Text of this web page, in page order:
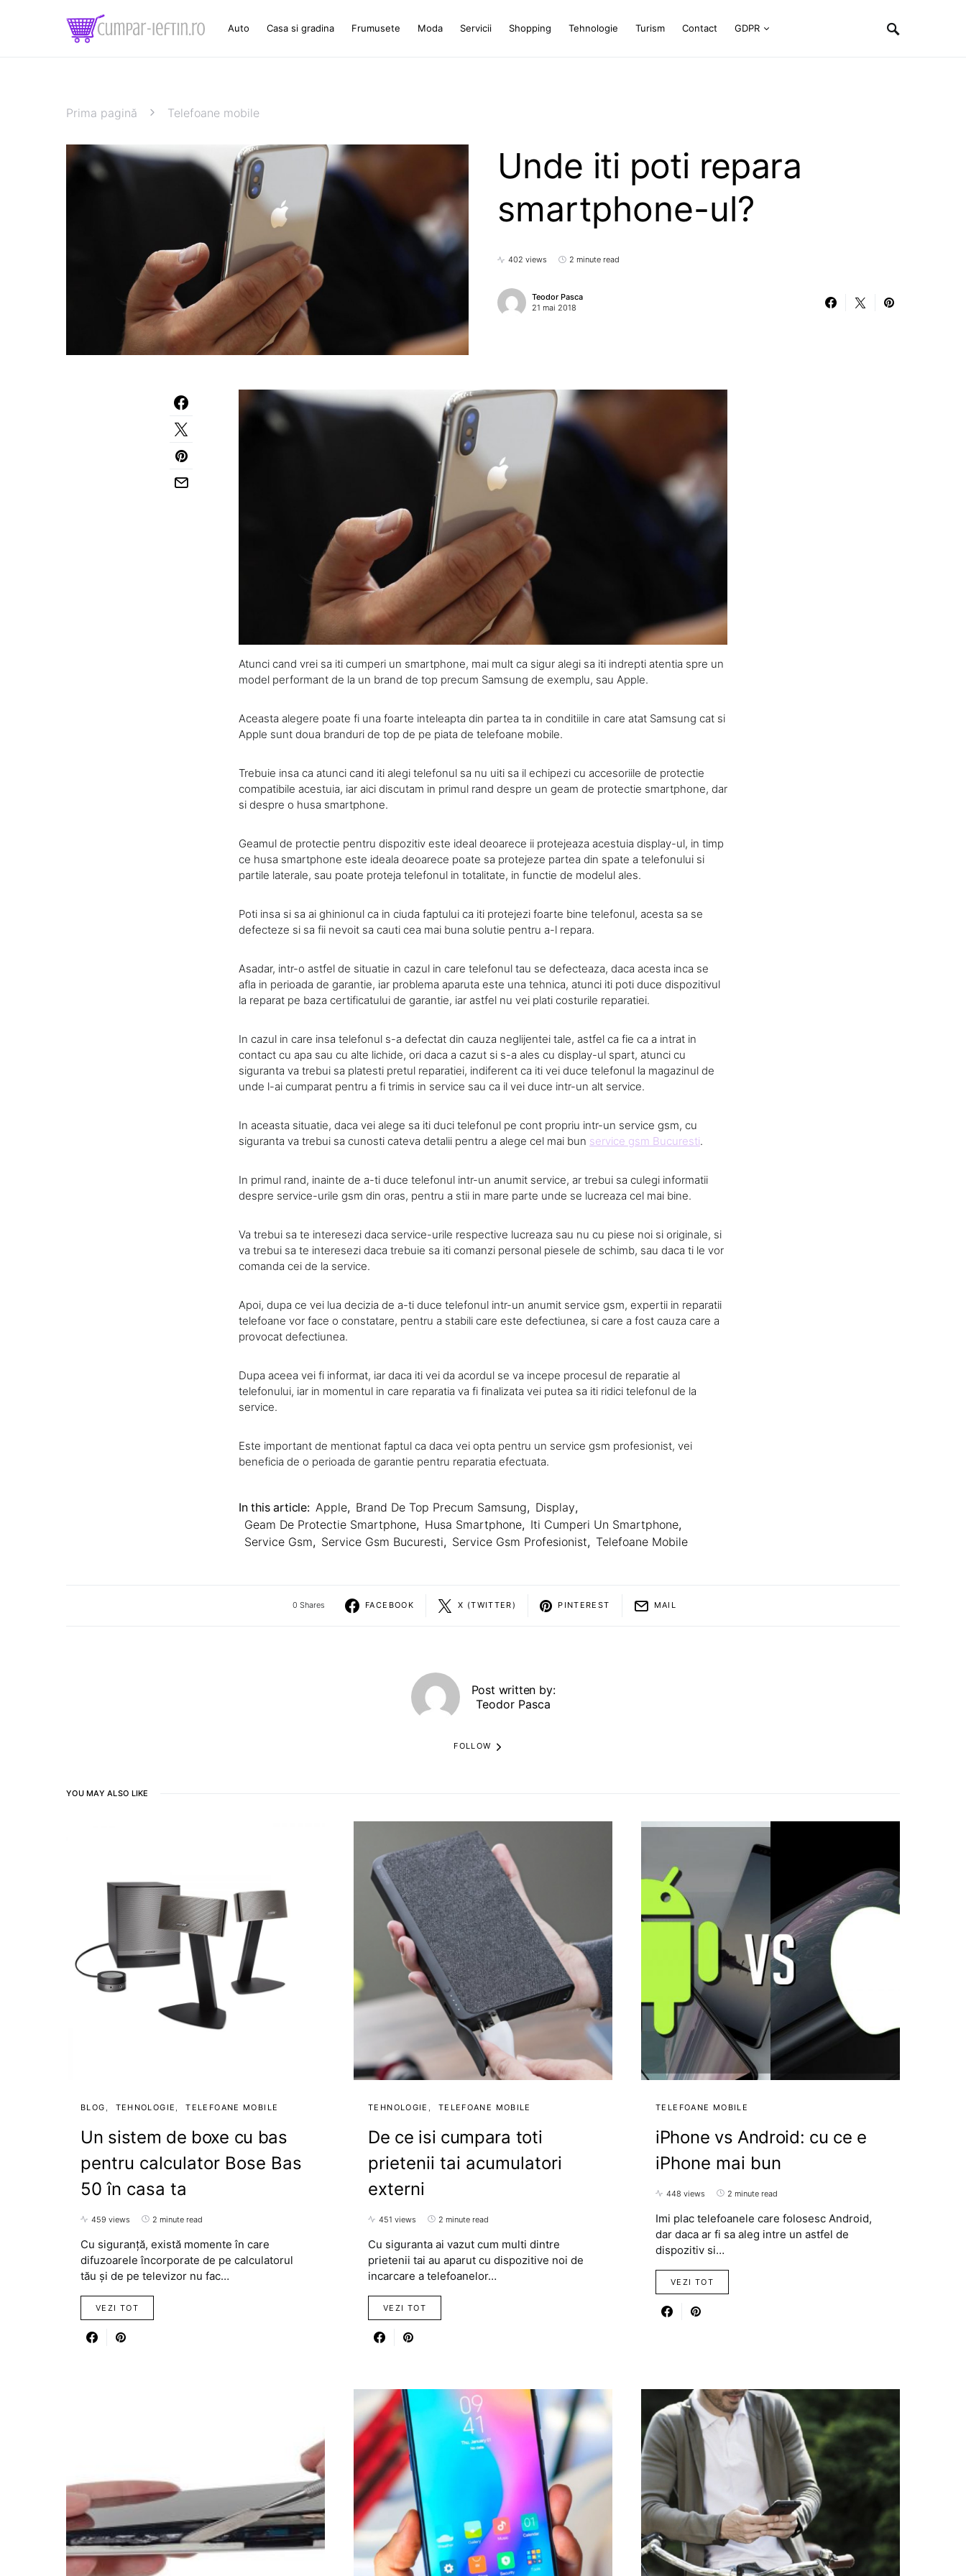
Auto Casa si gradina Frumusete Moda Servicii Shopping Tehnologie Turism Contact GDPR
Prima pagină Telefoane mobile
Unde iti poti repara
smartphone-ul?
402 views 2 minute read
Teodor Pasca
21 mai 2018
Atunci cand vrei sa iti cumperi un smartphone, mai mult ca sigur alegi sa iti indrepti atentia spre un
model performant de la un brand de top precum Samsung de exemplu, sau Apple.
Aceasta alegere poate fi una foarte inteleapta din partea ta in conditiile in care atat Samsung cat si
Apple sunt doua branduri de top de pe piata de telefoane mobile.
Trebuie insa ca atunci cand iti alegi telefonul sa nu uiti sa il echipezi cu accesoriile de protectie
compatibile acestuia, iar aici discutam in primul rand despre un geam de protectie smartphone, dar
si despre o husa smartphone.
Geamul de protectie pentru dispozitiv este ideal deoarece ii protejeaza acestuia display-ul, in timp
ce husa smartphone este ideala deoarece poate sa protejeze partea din spate a telefonului si
partile laterale, sau poate proteja telefonul in totalitate, in functie de modelul ales.
Poti insa si sa ai ghinionul ca in ciuda faptului ca iti protejezi foarte bine telefonul, acesta sa se
defecteze si sa fii nevoit sa cauti cea mai buna solutie pentru a-l repara.
Asadar, intr-o astfel de situatie in cazul in care telefonul tau se defecteaza, daca acesta inca se
afla in perioada de garantie, iar problema aparuta este una tehnica, atunci iti poti duce dispozitivul
la reparat pe baza certificatului de garantie, iar astfel nu vei plati costurile reparatiei.
In cazul in care insa telefonul s-a defectat din cauza neglijentei tale, astfel ca fie ca a intrat in
contact cu apa sau cu alte lichide, ori daca a cazut si s-a ales cu display-ul spart, atunci cu
siguranta va trebui sa platesti pretul reparatiei, indiferent ca iti vei duce telefonul la magazinul de
unde l-ai cumparat pentru a fi trimis in service sau ca il vei duce intr-un alt service.
In aceasta situatie, daca vei alege sa iti duci telefonul pe cont propriu intr-un service gsm, cu
siguranta va trebui sa cunosti cateva detalii pentru a alege cel mai bun service gsm Bucuresti.
In primul rand, inainte de a-ti duce telefonul intr-un anumit service, ar trebui sa culegi informatii
despre service-urile gsm din oras, pentru a stii in mare parte unde se lucreaza cel mai bine.
Va trebui sa te interesezi daca service-urile respective lucreaza sau nu cu piese noi si originale, si
va trebui sa te interesezi daca trebuie sa iti comanzi personal piesele de schimb, sau daca ti le vor
comanda cei de la service.
Apoi, dupa ce vei lua decizia de a-ti duce telefonul intr-un anumit service gsm, expertii in reparatii
telefoane vor face o constatare, pentru a stabili care este defectiunea, si care a fost cauza care a
provocat defectiunea.
Dupa aceea vei fi informat, iar daca iti vei da acordul se va incepe procesul de reparatie al
telefonului, iar in momentul in care reparatia va fi finalizata vei putea sa iti ridici telefonul de la
service.
Este important de mentionat faptul ca daca vei opta pentru un service gsm profesionist, vei
beneficia de o perioada de garantie pentru reparatia efectuata.
In this article: Apple, Brand De Top Precum Samsung, Display,
Geam De Protectie Smartphone, Husa Smartphone, Iti Cumperi Un Smartphone,
Service Gsm, Service Gsm Bucuresti, Service Gsm Profesionist, Telefoane Mobile
0 Shares FACEBOOK X (TWITTER) PINTEREST MAIL
Post written by:
Teodor Pasca
FOLLOW
YOU MAY ALSO LIKE
BLOG TEHNOLOGIE TELEFOANE MOBILE
Un sistem de boxe cu bas
pentru calculator Bose Bas
50 în casa ta
459 views 2 minute read
Cu siguranță, există momente în care
difuzoarele încorporate de pe calculatorul
tău și de pe televizor nu fac…
VEZI TOT
TEHNOLOGIE TELEFOANE MOBILE
De ce isi cumpara toti
prietenii tai acumulatori
externi
451 views 2 minute read
Cu siguranta ai vazut cum multi dintre
prietenii tai au aparut cu dispozitive noi de
incarcare a telefoanelor…
VEZI TOT
TELEFOANE MOBILE
iPhone vs Android: cu ce e
iPhone mai bun
448 views 2 minute read
Imi plac telefoanele care folosesc Android,
dar daca ar fi sa aleg intre un astfel de
dispozitiv si…
VEZI TOT